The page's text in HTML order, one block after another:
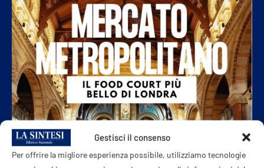
Gestisci il consenso
Per offrire la migliore esperienza possibile, utilizziamo tecnologie